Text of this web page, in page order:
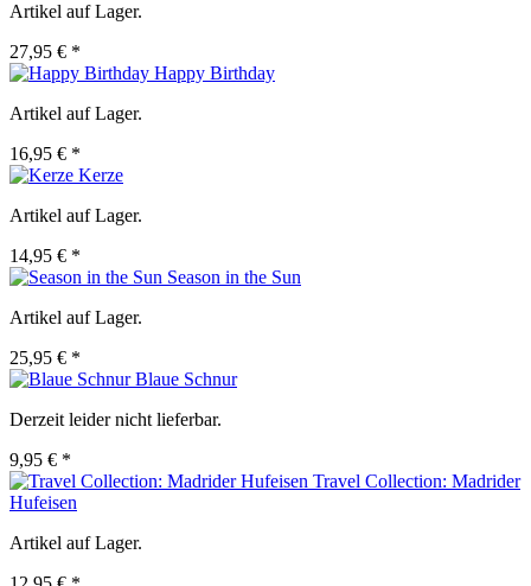
Artikel auf Lager.
27,95 € *
Happy Birthday
Artikel auf Lager.
16,95 € *
Kerze
Artikel auf Lager.
14,95 € *
Season in the Sun
Artikel auf Lager.
25,95 € *
Blaue Schnur
Derzeit leider nicht lieferbar.
9,95 € *
Travel Collection: Madrider
Hufeisen
Artikel auf Lager.